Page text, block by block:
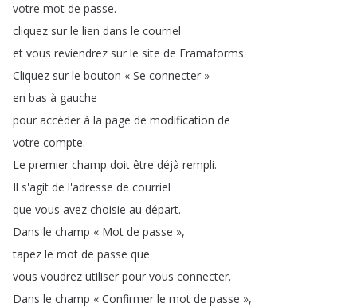
votre mot de passe.
cliquez sur le lien dans le courriel
et vous reviendrez sur le site de Framaforms.
Cliquez sur le bouton « Se connecter »
en bas à gauche
pour accéder à la page de modification de
votre compte.
Le premier champ doit être déjà rempli.
Il s'agit de l'adresse de courriel
que vous avez choisie au départ.
Dans le champ « Mot de passe »,
tapez le mot de passe que
vous voudrez utiliser pour vous connecter.
Dans le champ « Confirmer le mot de passe »,